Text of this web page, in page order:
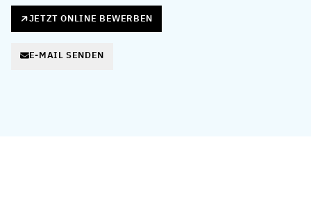
JETZT ONLINE BEWERBEN
E-MAIL SENDEN